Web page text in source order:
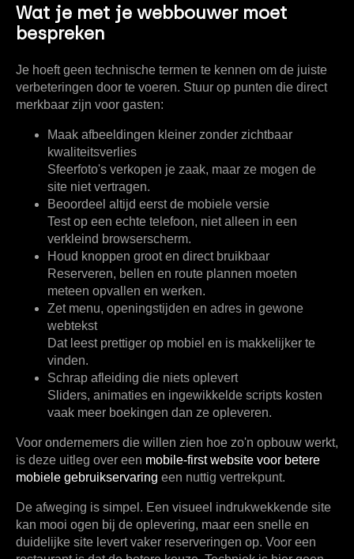
Wat je met je webbouwer moet
bespreken
Je hoeft geen technische termen te kennen om de juiste
verbeteringen door te voeren. Stuur op punten die direct
merkbaar zijn voor gasten:
Maak afbeeldingen kleiner zonder zichtbaar
kwaliteitsverlies
Sfeerfoto's verkopen je zaak, maar ze mogen de
site niet vertragen.
Beoordeel altijd eerst de mobiele versie
Test op een echte telefoon, niet alleen in een
verkleind browserscherm.
Houd knoppen groot en direct bruikbaar
Reserveren, bellen en route plannen moeten
meteen opvallen en werken.
Zet menu, openingstijden en adres in gewone
webtekst
Dat leest prettiger op mobiel en is makkelijker te
vinden.
Schrap afleiding die niets oplevert
Sliders, animaties en ingewikkelde scripts kosten
vaak meer boekingen dan ze opleveren.
Voor ondernemers die willen zien hoe zo'n opbouw werkt,
is deze uitleg over een mobile-first website voor betere
mobiele gebruikservaring een nuttig vertrekpunt.
De afweging is simpel. Een visueel indrukwekkende site
kan mooi ogen bij de oplevering, maar een snelle en
duidelijke site levert vaker reserveringen op. Voor een